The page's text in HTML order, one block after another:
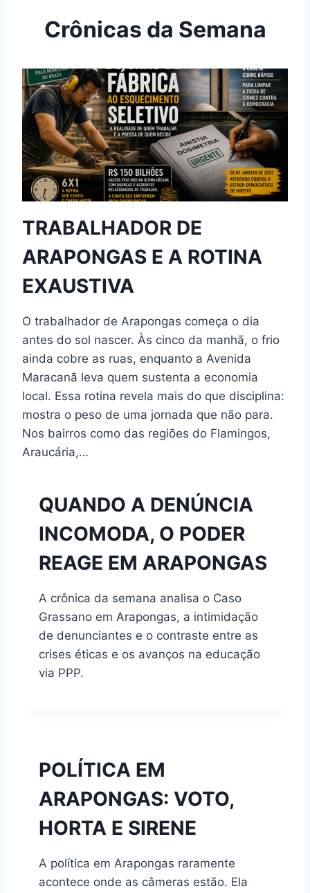
r
i
e
s
i
n
Crônicas da Semana
TRABALHADOR DE
ARAPONGAS E A ROTINA
EXAUSTIVA
O trabalhador de Arapongas começa o dia
antes do sol nascer. Às cinco da manhã, o frio
ainda cobre as ruas, enquanto a Avenida
Maracanã leva quem sustenta a economia
local. Essa rotina revela mais do que disciplina:
mostra o peso de uma jornada que não para.
Nos bairros como das regiões do Flamingos,
Araucária,…
QUANDO A DENÚNCIA
INCOMODA, O PODER
REAGE EM ARAPONGAS
A crônica da semana analisa o Caso
Grassano em Arapongas, a intimidação
de denunciantes e o contraste entre as
crises éticas e os avanços na educação
via PPP.
POLÍTICA EM
ARAPONGAS: VOTO,
HORTA E SIRENE
A política em Arapongas raramente
acontece onde as câmeras estão. Ela